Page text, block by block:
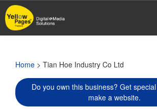
Skip
to
main
Home > Tian Hoe Industry Co Ltd
Do you own this business? Get
make a website.